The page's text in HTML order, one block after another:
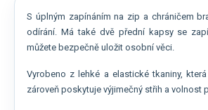
S úplným zapínáním na zip a chráničem
odírání. Má také dvě přední kapsy se
můžete bezpečně uložit osobní věci.
Vyrobeno z lehké a elastické tkaniny,
zároveň poskytuje výjimečný střih a volnost